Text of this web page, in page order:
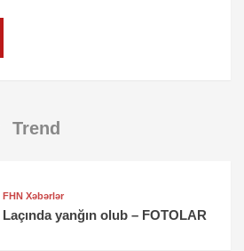
Trend
FHN Xəbərlər
Laçında yanğın olub – FOTOLAR